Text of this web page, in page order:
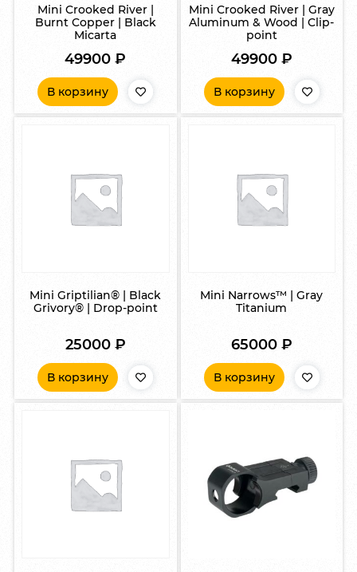
Mini Crooked River |
Burnt Copper | Black
Micarta
49900₽
В корзину
Mini Crooked River | Gray
Aluminum & Wood | Clip-
point
49900 ₽
В корзину
Mini Griptilian® | Black
Grivory® | Drop-point
25000 ₽
В корзину
Mini Narrows™ | Gray
Titanium
65000 ₽
В корзину